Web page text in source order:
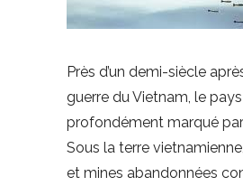
Près d’un demi-siècle
guerre du Vietnam, le
profondément marqué
Sous la terre
et mines abandonnées